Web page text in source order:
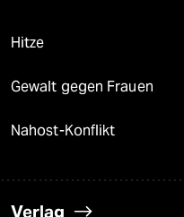
Hitze
Gewalt gegen Frauen
Nahost-Konflikt
Verlag